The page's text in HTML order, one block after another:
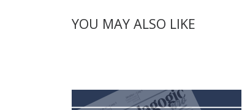
YOU MAY ALSO LIKE